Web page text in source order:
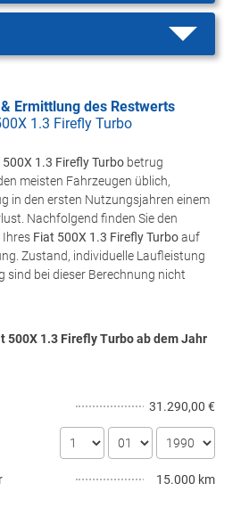
Ermittlung des Restwerts
1.3 Firefly Turbo
500X 1.3 Firefly Turbo betrug
den meisten Fahrzeugen üblich,
in den ersten Nutzungsjahren einem
Nachfolgend finden Sie den
Ihres Fiat 500X 1.3 Firefly Turboauf
Zustand, individuelle Laufleistung
bei dieser Berechnung nicht
500X 1.3 Firefly Turbo ab dem Jahr
31.290,00 €
15.000 km